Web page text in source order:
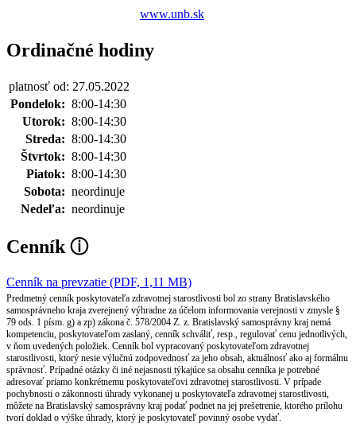
www.unb.sk
Ordinačné hodiny
platnosť od: 27.05.2022
Pondelok: 8:00-14:30
Utorok: 8:00-14:30
Streda: 8:00-14:30
Štvrtok: 8:00-14:30
Piatok: 8:00-14:30
Sobota: neordinuje
Nedeľa: neordinuje
Cenník ⓘ
Cenník na prevzatie (PDF, 1,11 MB)
Predmetný cenník poskytovateľa zdravotnej starostlivosti bol zo strany Bratislavského
samosprávneho kraja zverejnený výhradne za účelom informovania verejnosti v zmysle §
79 ods. 1 písm. g) a zp) zákona č. 578/2004 Z. z. Bratislavský samosprávny kraj nemá
kompetenciu, poskytovateľom zaslaný, cenník schváliť, resp., regulovať cenu jednotlivých,
v ňom uvedených položiek. Cenník bol vypracovaný poskytovateľom zdravotnej
starostlivosti, ktorý nesie výlučnú zodpovednosť za jeho obsah, aktuálnosť ako aj formálnu
správnosť. Prípadné otázky či iné nejasnosti týkajúce sa obsahu cenníka je potrebné
adresovať priamo konkrétnemu poskytovateľovi zdravotnej starostlivosti. V prípade
pochybnosti o zákonnosti úhrady vykonanej u poskytovateľa zdravotnej starostlivosti,
môžete na Bratislavský samosprávny kraj podať podnet na jej prešetrenie, ktorého prílohu
tvorí doklad o výške úhrady, ktorý je poskytovateľ povinný osobe vydať.